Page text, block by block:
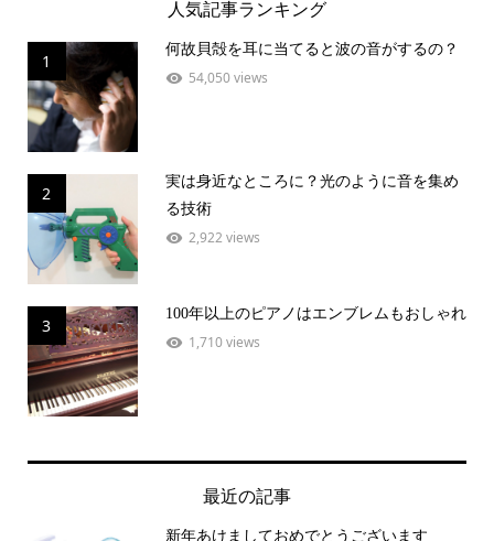
人気記事ランキング
1
何故貝殻を耳に当てると波の音がするの？
54,050 views
2
実は身近なところに？光のように音を集め
る技術
2,922 views
3
100年以上のピアノはエンブレムもおしゃれ
1,710 views
最近の記事
新年あけましておめでとうございます